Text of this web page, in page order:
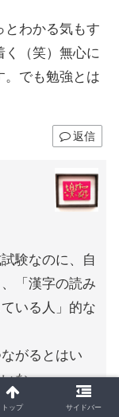
とわかる気もす
く（笑）無心に
。でも勉強とは
返信
験なのに、自
「漢字の読み
いる人」的な
がるとはい
な。
トップ サイドバー